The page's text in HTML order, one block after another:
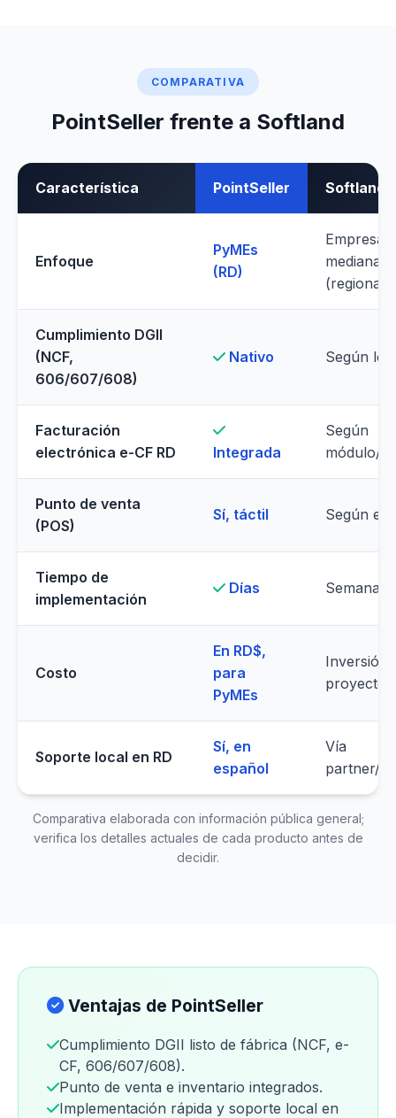
COMPARATIVA
PointSeller frente a Softland
Característica PointSeller Softland
Enfoque
PyMEs
(RD)
Empresas
(regional)
Cumplimiento DGII
(NCF,
606/607/608)
Nativo Según
Facturación
electrónica e-CF RD
Integrada
Según
módulo/
Punto de venta
(POS)
Sí, táctil Según
Tiempo de
implementación
Días Semanas
Costo
En RD$,
para
PyMEs
Inversión
proyecto
Soporte local en RD
Sí, en
español
Vía
partner/
Comparativa elaborada con información pública general;
verifica los detalles actuales de cada producto antes de
decidir.
Ventajas de PointSeller
Cumplimiento DGII listo de fábrica (NCF, e-
CF, 606/607/608).
Punto de venta e inventario integrados.
Implementación rápida y soporte local en